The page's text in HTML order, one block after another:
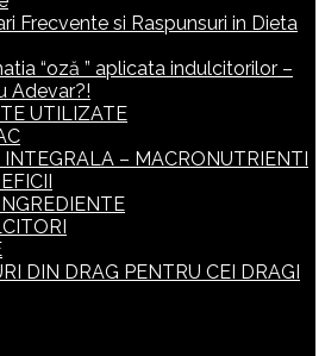
Frecvente si Raspunsuri in Dieta
“oză ” aplicata indulcitorilor –
Adevar?!
UTILIZATE
INTEGRALA – MACRONUTRIENTI
DIN DRAG PENTRU CEI DRAGI